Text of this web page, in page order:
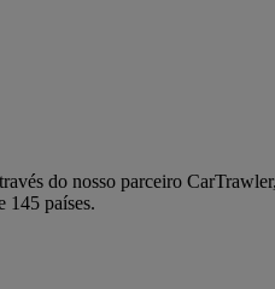
do nosso parceiro
145 países.